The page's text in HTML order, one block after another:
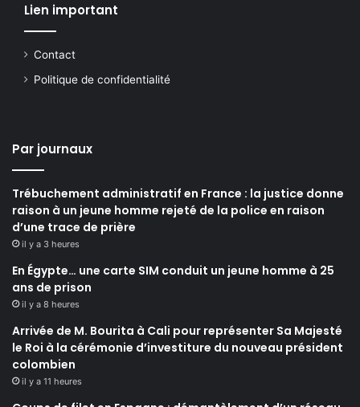
Lien important
Contact
Politique de confidentialité
Par journaux
Trébuchement administratif en France : la justice donne
raison à un jeune homme rejeté de la police en raison
d’une trace de prière
il y a 3 heures
En Égypte… une carte SIM conduit un jeune homme à 25
ans de prison
il y a 8 heures
Arrivée de M. Bourita à Cali pour représenter Sa Majesté
le Roi à la cérémonie d’investiture du nouveau président
colombien
il y a 11 heures